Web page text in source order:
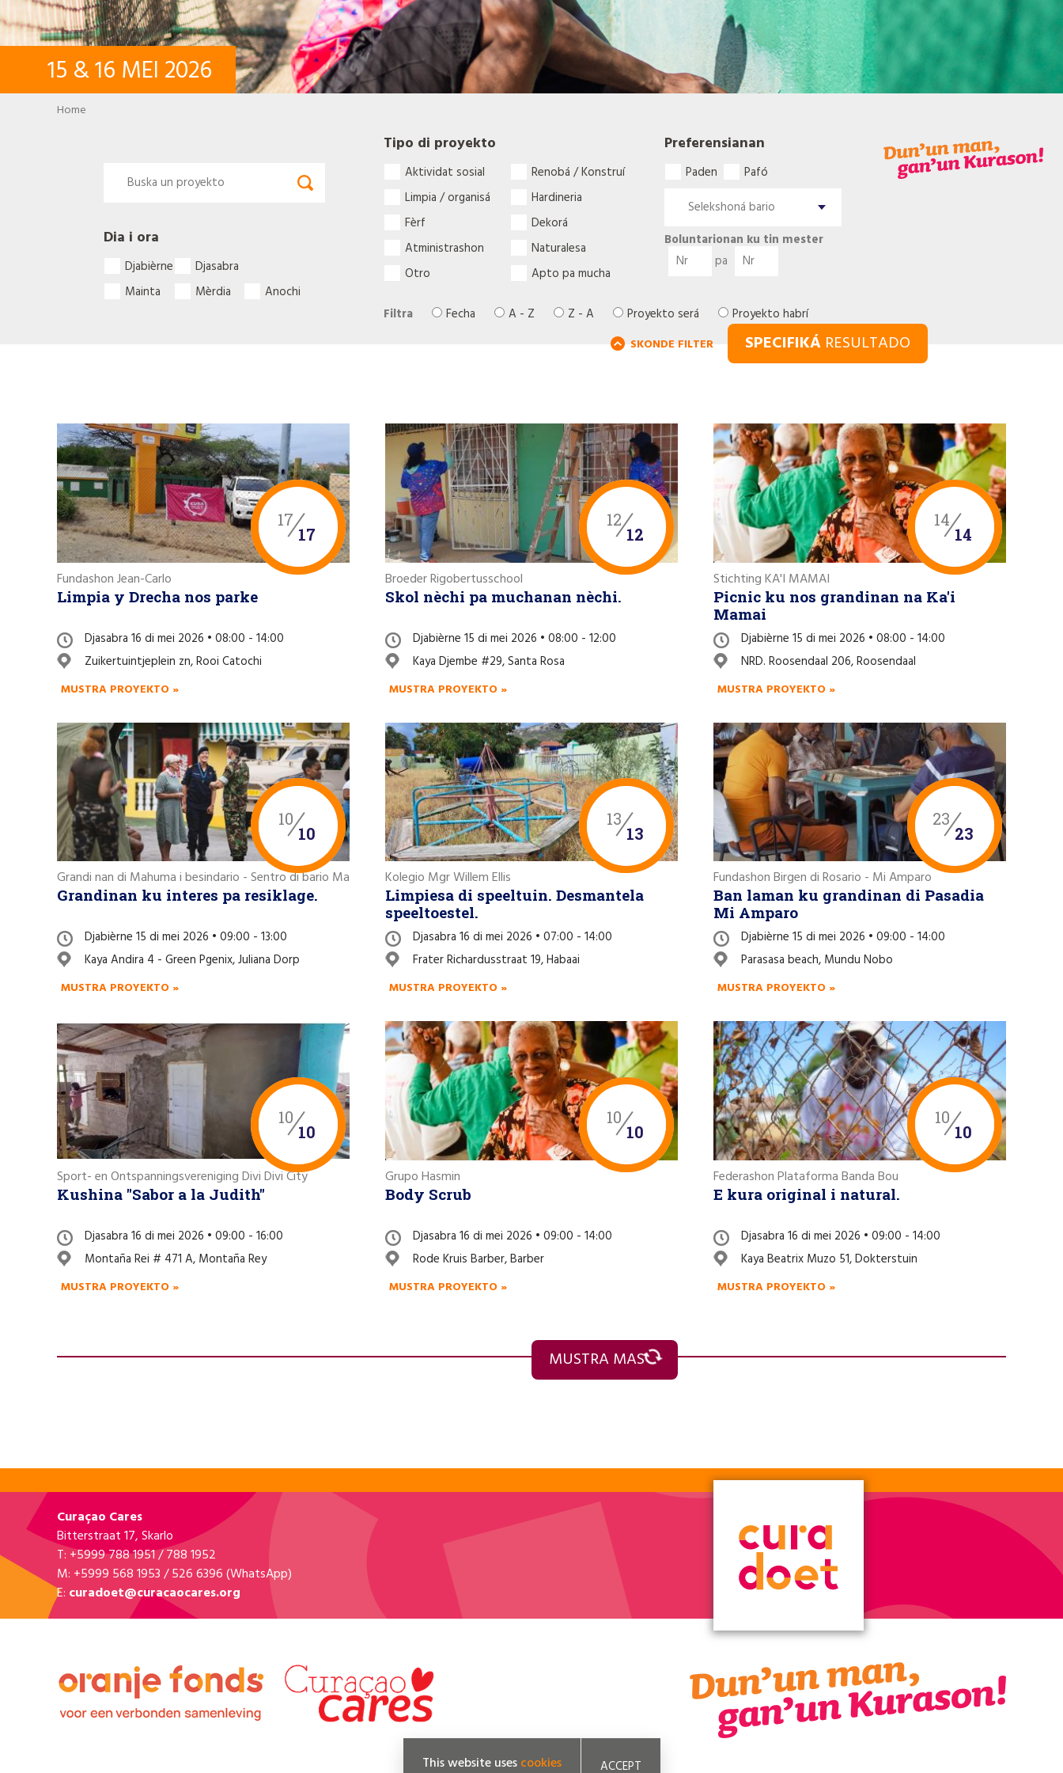
15 &16 MEI 2026
Breadcrumb
Home
SKONDE FILTER SPECIFIKÁ RESULTADO
Dia i ora
Djabièrne
Djasabra
Mainta
Mèrdia Anochi
Tipo di proyekto
Aktividat sosial
Renobá / Konstruí
Limpia / organisá
Hardineria
Fèrf
Dekorá
Atministrashon
Naturalesa
Otro
Apto pa mucha
Preferensianan
Paden Pafó
Boluntarionan ku tin mester
pa
Filtra Fecha A - Z Z - A Proyekto será Proyekto habrí
17
17
Fundashon Jean-Carlo
Limpia y Drecha nos parke
Djasabra 16 di mei 2026 • 08:00 - 14:00
Zuikertuintjeplein zn, Rooi Catochi
MUSTRA PROYEKTO »
12
12
Broeder Rigobertusschool
Skol nèchi pa muchanan nèchi.
Djabièrne 15 di mei 2026 • 08:00 - 12:00
Kaya Djembe #29, Santa Rosa
MUSTRA PROYEKTO »
14
14
Stichting KA'I MAMAI
Picnic ku nos grandinan na Ka'i
Mamai
Djabièrne 15 di mei 2026 • 08:00 - 14:00
NRD. Roosendaal 206, Roosendaal
MUSTRA PROYEKTO »
10
10
Grandi nan di Mahuma i besindario - Sentro di bario Mahuma
Grandinan ku interes pa resiklage.
Djabièrne 15 di mei 2026 • 09:00 - 13:00
Kaya Andira 4 - Green Pgenix, Juliana Dorp
MUSTRA PROYEKTO »
13
13
Kolegio Mgr Willem Ellis
Limpiesa di speeltuin. Desmantela
speeltoestel.
Djasabra 16 di mei 2026 • 07:00 - 14:00
Frater Richardusstraat 19, Habaai
MUSTRA PROYEKTO »
23
23
Fundashon Birgen di Rosario - Mi Amparo
Ban laman ku grandinan di Pasadia
Mi Amparo
Djabièrne 15 di mei 2026 • 09:00 - 14:00
Parasasa beach, Mundu Nobo
MUSTRA PROYEKTO »
10
10
Sport- en Ontspanningsvereniging Divi Divi City
Kushina "Sabor a la Judith"
Djasabra 16 di mei 2026 • 09:00 - 16:00
Montaña Rei # 471 A, Montaña Rey
MUSTRA PROYEKTO »
10
10
Grupo Hasmin
Body Scrub
Djasabra 16 di mei 2026 • 09:00 - 14:00
Rode Kruis Barber, Barber
MUSTRA PROYEKTO »
10
10
Federashon Plataforma Banda Bou
E kura original i natural.
Djasabra 16 di mei 2026 • 09:00 - 14:00
Kaya Beatrix Muzo 51, Dokterstuin
MUSTRA PROYEKTO »
MUSTRA MAS
Curaçao Cares
Bitterstraat 17, Skarlo
T: +5999 788 1951 / 788 1952
M: +5999 568 1953 / 526 6396 (WhatsApp)
E: curadoet@curacaocares.org
This website usescookies ACCEPT